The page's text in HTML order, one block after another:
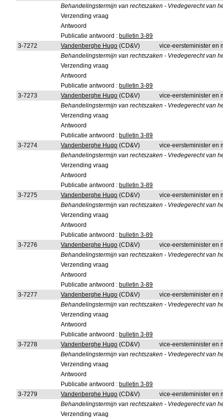
Behandelingstermijn van rechtszaken - Vredegerecht van
Verzending vraag
Antwoord
Publicatie antwoord : bulletin 3-89
3-7272
Vandenberghe Hugo (CD&V)
vice-eersteminister en
Behandelingstermijn van rechtszaken - Vredegerecht van
Verzending vraag
Antwoord
Publicatie antwoord : bulletin 3-89
3-7273
Vandenberghe Hugo (CD&V)
vice-eersteminister en
Behandelingstermijn van rechtszaken - Vredegerecht van
Verzending vraag
Antwoord
Publicatie antwoord : bulletin 3-89
3-7274
Vandenberghe Hugo (CD&V)
vice-eersteminister en
Behandelingstermijn van rechtszaken - Vredegerecht van
Verzending vraag
Antwoord
Publicatie antwoord : bulletin 3-89
3-7275
Vandenberghe Hugo (CD&V)
vice-eersteminister en
Behandelingstermijn van rechtszaken - Vredegerecht van
Verzending vraag
Antwoord
Publicatie antwoord : bulletin 3-89
3-7276
Vandenberghe Hugo (CD&V)
vice-eersteminister en
Behandelingstermijn van rechtszaken - Vredegerecht van
Verzending vraag
Antwoord
Publicatie antwoord : bulletin 3-89
3-7277
Vandenberghe Hugo (CD&V)
vice-eersteminister en
Behandelingstermijn van rechtszaken - Vredegerecht van
Verzending vraag
Antwoord
Publicatie antwoord : bulletin 3-89
3-7278
Vandenberghe Hugo (CD&V)
vice-eersteminister en
Behandelingstermijn van rechtszaken - Vredegerecht van
Verzending vraag
Antwoord
Publicatie antwoord : bulletin 3-89
3-7279
Vandenberghe Hugo (CD&V)
vice-eersteminister en
Behandelingstermijn van rechtszaken - Vredegerecht van
Verzending vraag